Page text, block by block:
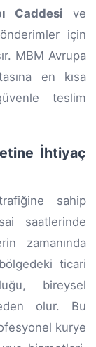
Caddesi ve
için
MBM Avrupa
en kısa
teslim
İhtiyaç
sahip
saatlerinde
zamanında
bölgedeki ticari
bireysel
olur. Bu
kurye